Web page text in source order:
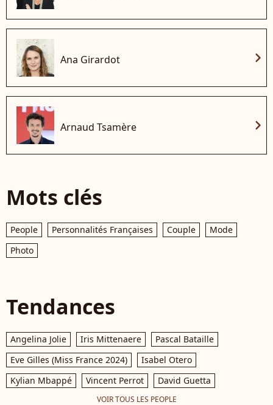
Ana Girardot chevron_right
Arnaud Tsamère chevron_right
Mots clés
People Personnalités Françaises Couple
Mode
Photo
Tendances
Angelina Jolie Iris Mittenaere
Pascal Bataille
Eve Gilles (Miss France 2024)
Isabel Otero
Kylian Mbappé
Vincent Perrot David Guetta
VOIR TOUS LES PEOPLE